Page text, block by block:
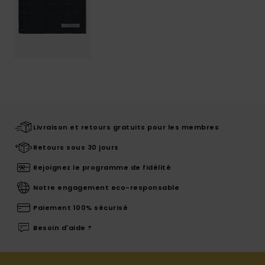
Livraison et retours gratuits pour les membres
Retours sous 30 jours
Rejoignez le programme de fidélité
Notre engagement eco-responsable
Paiement 100% sécurisé
Besoin d'aide ?